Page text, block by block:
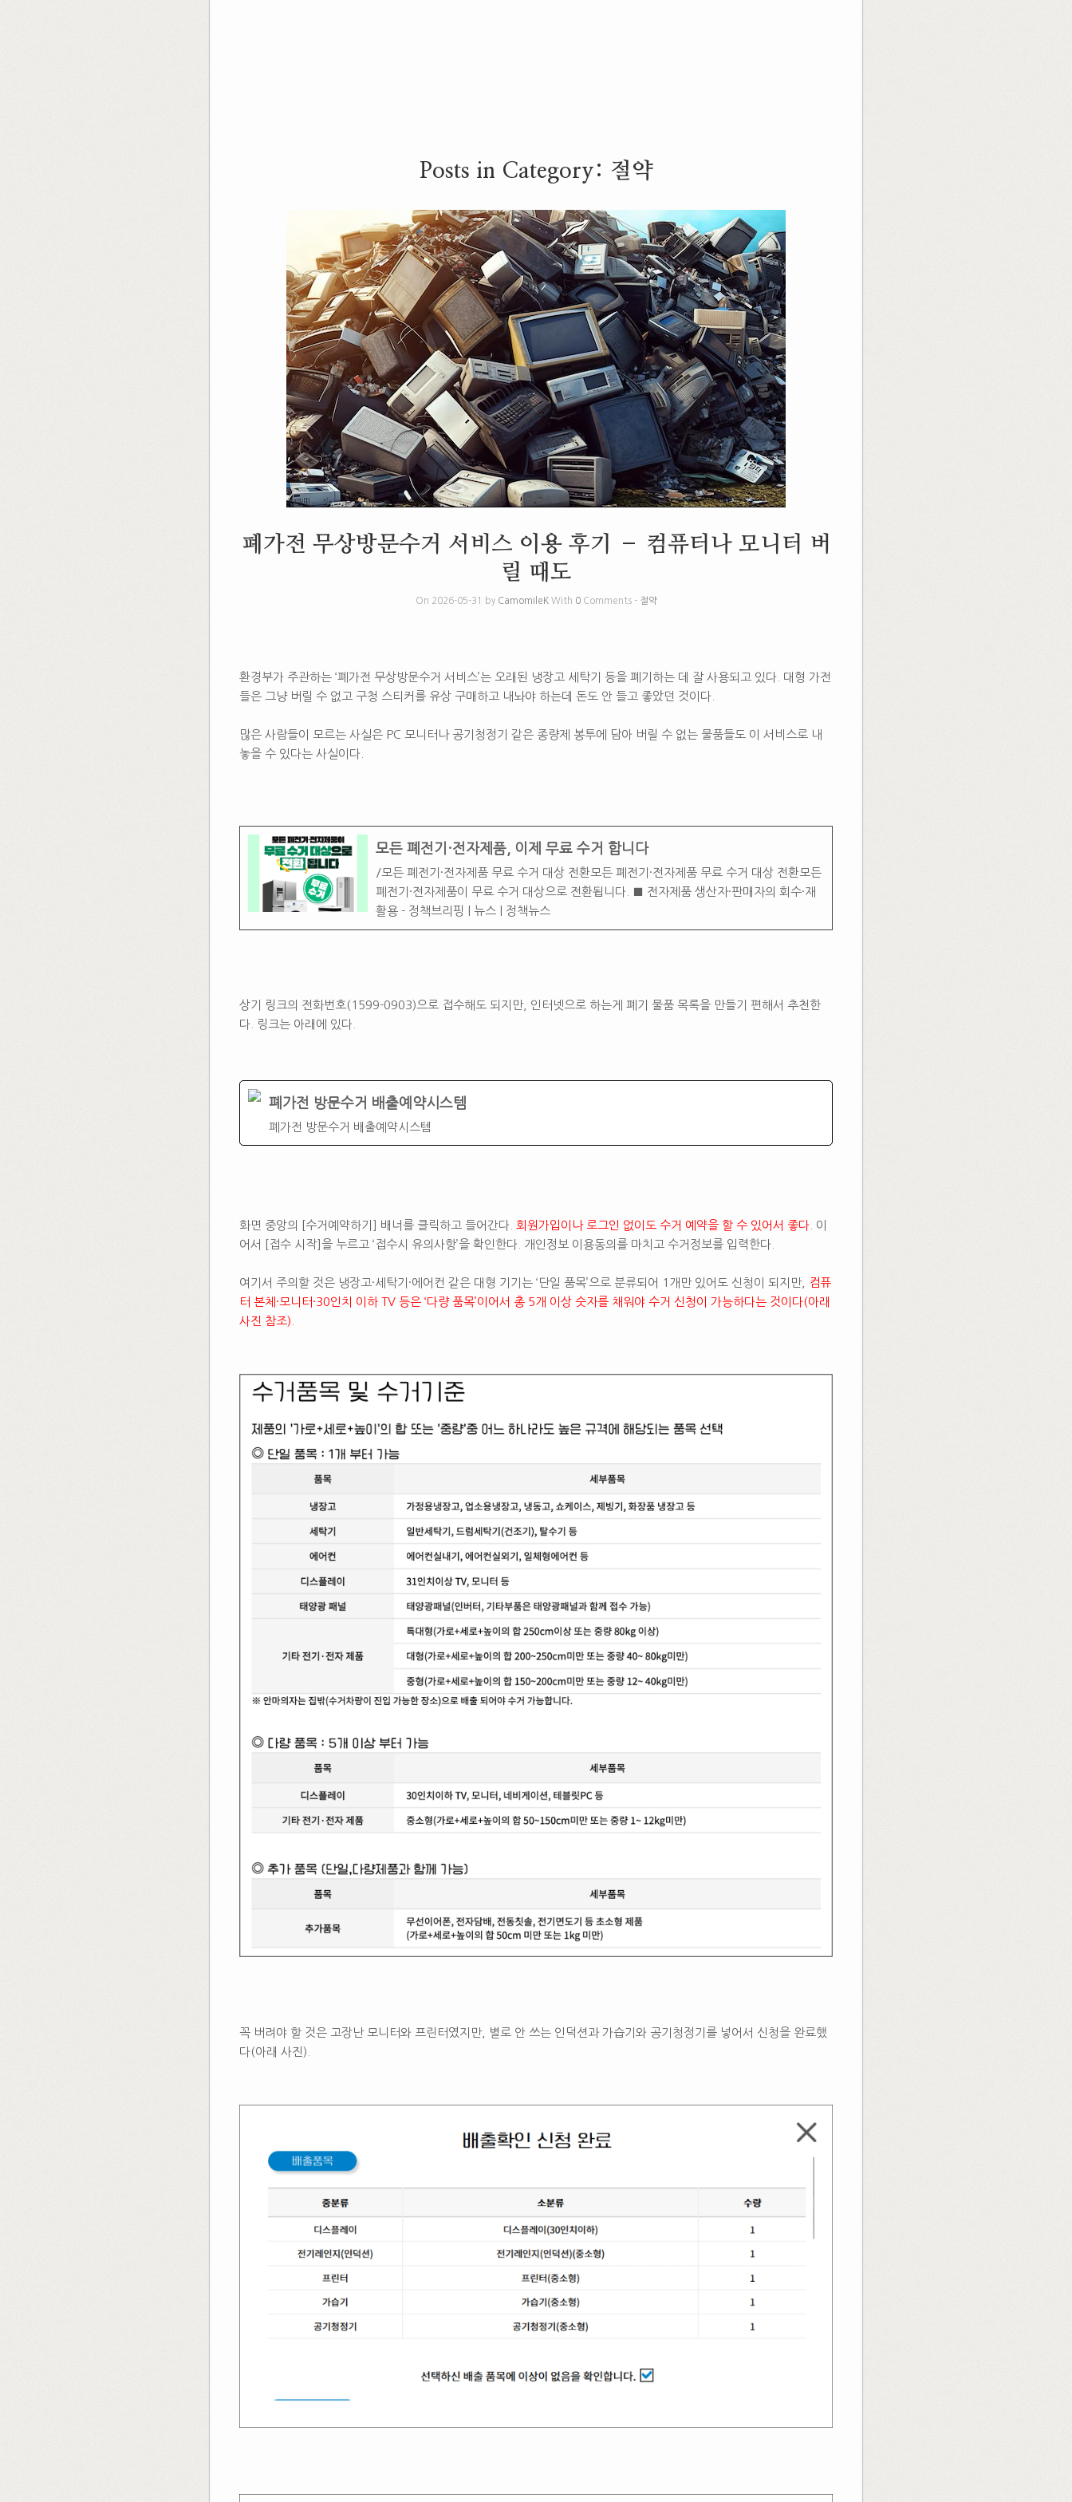
Posts in Category: 절약
폐가전 무상방문수거 서비스 이용 후기 – 컴퓨터나 모니터 버
릴 때도
On 2026-05-31 by CamomileKWith 0Comments - 절약
환경부가 주관하는 ‘폐가전 무상방문수거 서비스’는 오래된 냉장고 세탁기 등을 폐기하는 데 잘 사용되고 있다. 대형 가전
들은 그냥 버릴 수 없고 구청 스티커를 유상 구매하고 내놔야 하는데 돈도 안 들고 좋았던 것이다.
많은 사람들이 모르는 사실은 PC 모니터나 공기청정기 같은 종량제 봉투에 담아 버릴 수 없는 물품들도 이 서비스로 내
놓을 수 있다는 사실이다.
모든 폐전기·전자제품, 이제 무료 수거 합니다
/모든 폐전기·전자제품 무료 수거 대상 전환모든 폐전기·전자제품 무료 수거 대상 전환모든
폐전기·전자제품이 무료 수거 대상으로 전환됩니다. ■ 전자제품 생산자·판매자의 회수·재
활용 - 정책브리핑 | 뉴스 | 정책뉴스
상기 링크의 전화번호(1599-0903)으로 접수해도 되지만, 인터넷으로 하는게 폐기 물품 목록을 만들기 편해서 추천한
다. 링크는 아래에 있다.
폐가전 방문수거 배출예약시스템
폐가전 방문수거 배출예약시스템
화면 중앙의 [수거예약하기] 배너를 클릭하고 들어간다. 회원가입이나 로그인 없이도 수거 예약을 할 수 있어서 좋다. 이
어서 [접수 시작]을 누르고 ‘접수시 유의사항’을 확인한다. 개인정보 이용동의를 마치고 수거정보를 입력한다.
여기서 주의할 것은 냉장고·세탁기·에어컨 같은 대형 기기는 ‘단일 품목’으로 분류되어 1개만 있어도 신청이 되지만,
컴퓨
터 본체·모니터·30인치 이하 TV 등은 ‘다량 품목’이어서 총 5개 이상 숫자를 채워야 수거 신청이 가능하다는 것이다(아래
사진 참조).
꼭 버려야 할 것은 고장난 모니터와 프린터였지만, 별로 안 쓰는 인덕션과 가습기와 공기청정기를 넣어서 신청을 완료했
다(아래 사진).